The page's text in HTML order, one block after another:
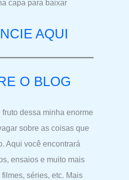
capa para baixar
AQUI
O BLOG
dessa minha enorme
sobre as coisas que
Aqui você encontrará
ensaios e muito mais
séries, etc. Mais